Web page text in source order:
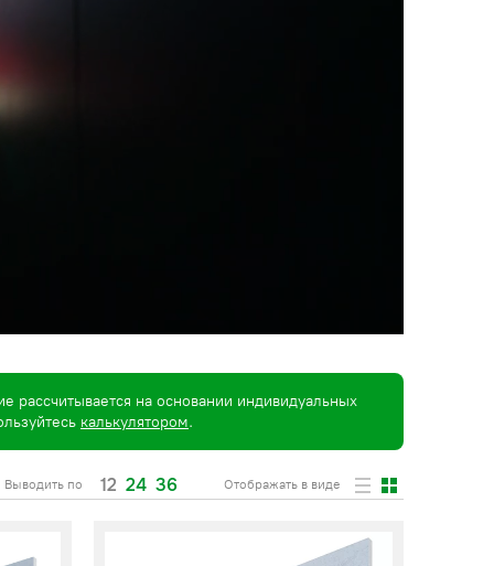
рассчитывается на основании индивидуальных
калькулятором.
Выводить по 12 24 36 Отображать в виде